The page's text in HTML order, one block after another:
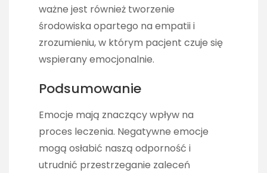
ważne jest również tworzenie
środowiska opartego na empatii i
zrozumieniu, w którym pacjent czuje się
wspierany emocjonalnie.
Podsumowanie
Emocje mają znaczący wpływ na
proces leczenia. Negatywne emocje
mogą osłabić naszą odporność i
utrudnić przestrzeganie zaleceń